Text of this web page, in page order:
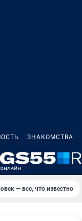
ЗНАКОМСТВА
— все, что известно